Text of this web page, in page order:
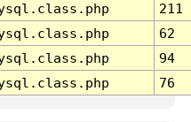
211
62
94
76